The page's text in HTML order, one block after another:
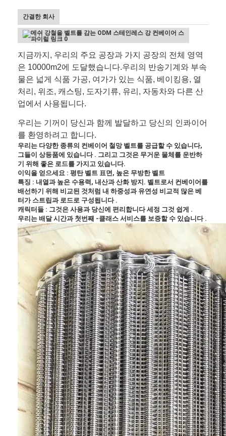
간결한 회사
지금까지, 우리의 주요 공장과 가지 공장의 전체 영역
은 10000m2에 도달했습니다.우리의 반송기계와 부속
물은 넓게 식품 가공, 여가가 있는 식품, 베이킹용, 열
처리, 위조, 캐스팅, 도자기류, 유리, 자동차와 다른 산
업에서 사용됩니다.
우리는 기꺼이 당신과 함께 발달하고 당신의 인콰이어
를 환영하려고 합니다.
우리는 다양한 종류의 컨베이어 철망 벨트를 공급할 수 있습니다,
그들이 상등품에 있습니다 . 그리고 그것은 무거운 물체를 운반하
기 위해 좋은 로드를 가지고 있습니다.
이익을 얻으세요 : 평탄 벨트 표면, 높은 무방한 벨트
특징 : 내열과 높은 수용력, 내산과 산화 방지. 벨트로서 컨베이어를
배선하기 위해 비교된 것처럼 내 하중성과 유연성 비교적 많은 베
터가 스트립과 로드로 구성됩니다 .
캐릭터들 : 그것은 사용과 당신에 편리합니다 세정 그것 쉽게 .
우리는 배달 시간과 첫번째 -클래스 서비스를 보증할 수 있습니다 .